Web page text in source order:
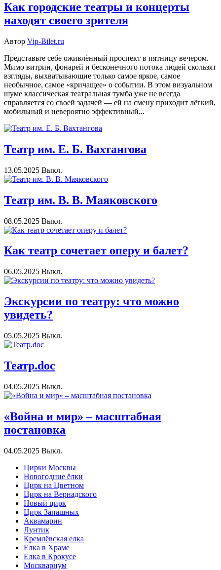
Как городские театры и концерты
находят своего зрителя
Автор Vip-Bilet.ru
Представьте себе оживлённый проспект в пятницу вечером.
Мимо витрин, фонарей и бесконечного потока людей скользят
взгляды, выхватывающие только самое яркое, самое
необычное, самое «кричащее» о событии. В этом визуальном
шуме классическая театральная тумба уже не всегда
справляется со своей задачей — ей на смену приходит лёгкий,
мобильный и невероятно эффективный...
Театр им. Е. Б. Вахтангова
13.05.2025 Выкл.
Театр им. В. В. Маяковского
08.05.2025 Выкл.
Как театр сочетает оперу и балет?
06.05.2025 Выкл.
Экскурсии по театру: что можно
увидеть?
05.05.2025 Выкл.
Театр.doc
04.05.2025 Выкл.
«Война и мир» – масштабная
постановка
04.05.2025 Выкл.
Цирки Москвы
Новогодние ёлки
Цирк на Цветном
Цирк на Вернадского
Новый цирк
Цирк Запашных
Аквамарин
Лунтик
Кремлёвская елка
Елка в Храме
Елка в Крокусе
Москвариум